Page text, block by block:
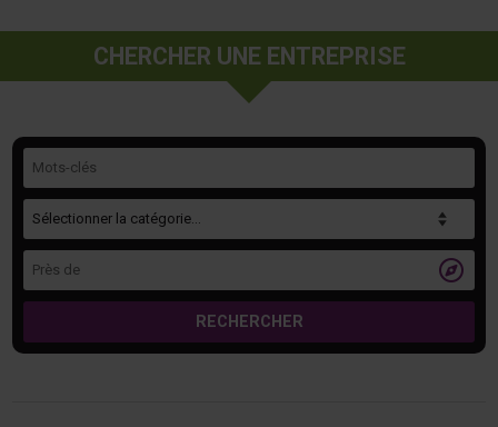
CHERCHER UNE ENTREPRISE

RECHERCHER